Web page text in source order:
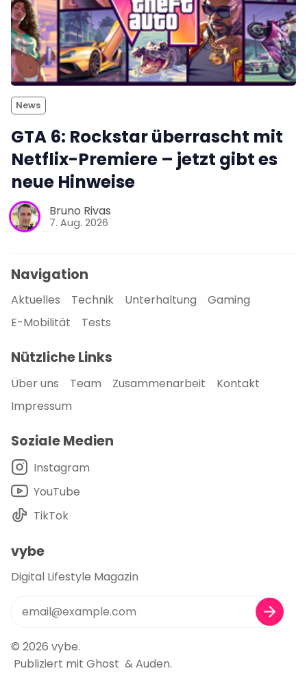
News
GTA 6: Rockstar überrascht mit
Netflix-Premiere – jetzt gibt es
neue Hinweise
Bruno Rivas
7. Aug. 2026
Navigation
Aktuelles Technik Unterhaltung
Gaming
E-Mobilität
Tests
Nützliche Links
Über uns Team Zusammenarbeit
Kontakt
Impressum
Soziale Medien
Instagram
YouTube
TikTok
vybe
Digital Lifestyle Magazin
© 2026 vybe.
Publiziert mit Ghost &Auden.